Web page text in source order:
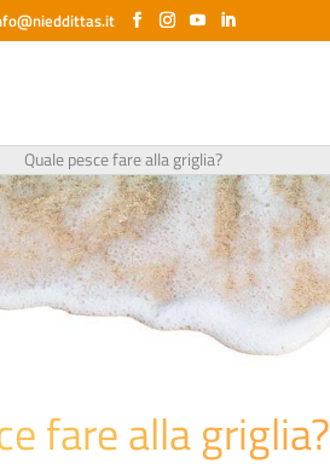
Quale pesce fare alla griglia?
fare alla griglia?